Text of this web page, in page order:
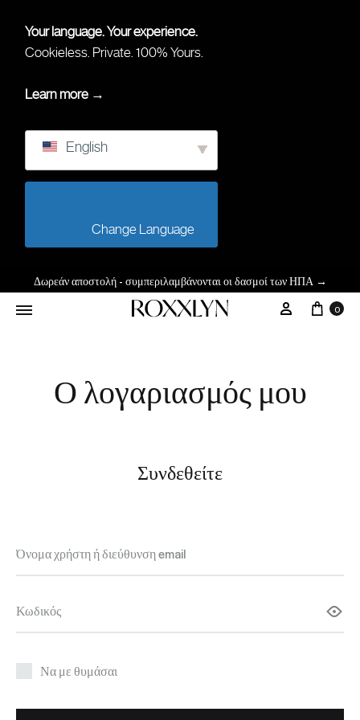
Your language. Your experience.
Cookieless. Private. 100% Yours.
Learn more →
English
Δωρεάν αποστολή - συμπεριλαμβάνονται οι δασμοί των ΗΠΑ →
Ο 0
Ο λογαριασμός μου
Συνδεθείτε
Όνομα χρήστη ή διεύθυνση email
Κωδικός
Να με θυμάσαι